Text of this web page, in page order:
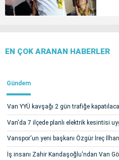
EN ÇOK ARANAN HABERLER
Gündem
Van YYÜ kavşağı 2 gün trafiğe
Van'da 7 ilçede planlı elektrik kesintisi
Vanspor'un yeni başkanı Özgür İreç
İş insanı Zahir Kandaşoğlu'ndan Van